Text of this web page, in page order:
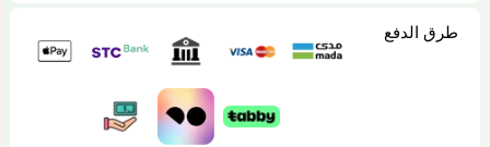
طرق الدفع